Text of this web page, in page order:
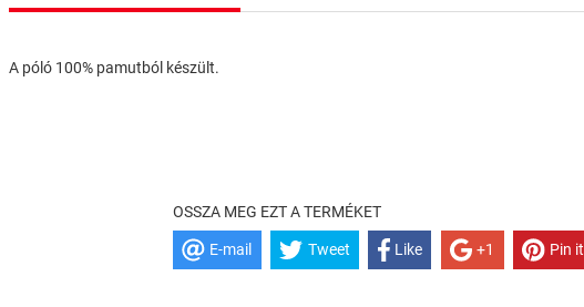
A póló 100% pamutból készült.
OSSZA MEG EZT A TERMÉKET
E-mail Tweet Like +1 Pin it